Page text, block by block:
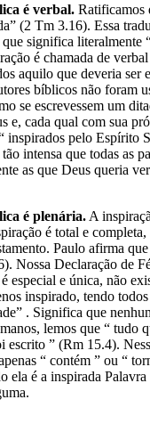
é verbal. Ratificamos
(2 Tm 3.16). Essa
significa literalmente
é chamada de
aquilo que deveria
bíblicos não foram
se escrevessem um
e, cada qual com sua
inspirados pelo Espírito
intensa que todas as
as que Deus queria
é plenária. A
é total e
Paulo afirma
Nossa Declaração de
especial e única, não
inspirado, tendo
. Significa que
lemos que “ tudo
escrito ” (Rm 15.4).
“ contém ” ou “
ela é a inspirada